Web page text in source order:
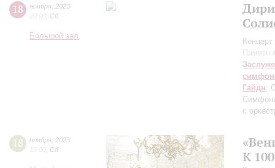
18 ноября 2023
20:00 Сб
Большой зал
Памяти
Гайдн:
с
18 ноября 2023
19:00 Сб
К